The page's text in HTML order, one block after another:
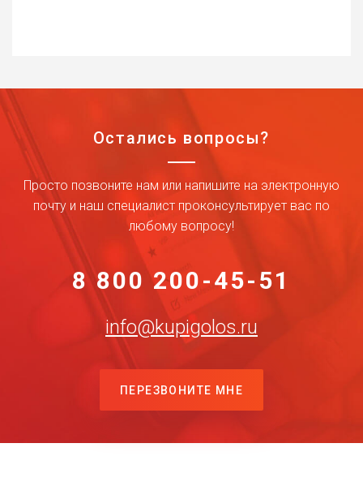
Остались вопросы?
Просто позвоните нам или напишите на электронную
почту и наш специалист проконсультирует вас по
любому вопросу!
8 800 200-45-51
info@kupigolos.ru
ПЕРЕЗВОНИТЕ МНЕ